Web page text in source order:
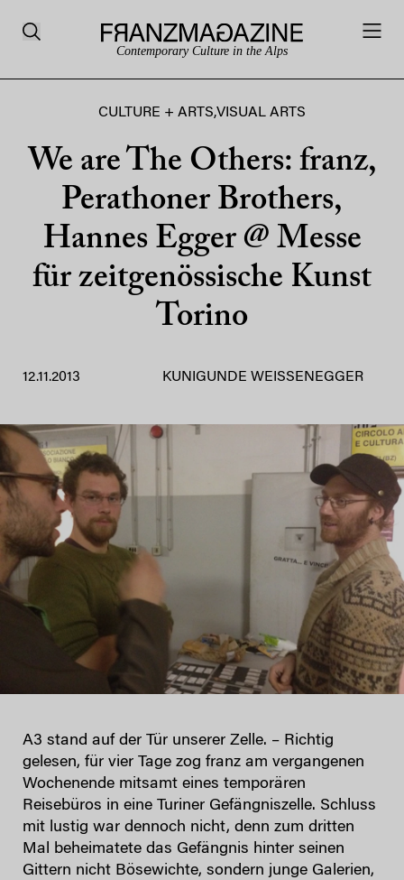
Contemporary Culture in the Alps
CULTURE + ARTS,VISUAL ARTS
We are The Others: franz,
Perathoner Brothers,
Hannes Egger @ Messe
für zeitgenössische Kunst
Torino
12.11.2013 KUNIGUNDE WEISSENEGGER
A3 stand auf der Tür unserer Zelle. – Richtig
gelesen, für vier Tage zog franz am vergangenen
Wochenende mitsamt eines temporären
Reisebüros in eine Turiner Gefängniszelle. Schluss
mit lustig war dennoch nicht, denn zum dritten
Mal beheimatete das Gefängnis hinter seinen
Gittern nicht Bösewichte, sondern junge Galerien,